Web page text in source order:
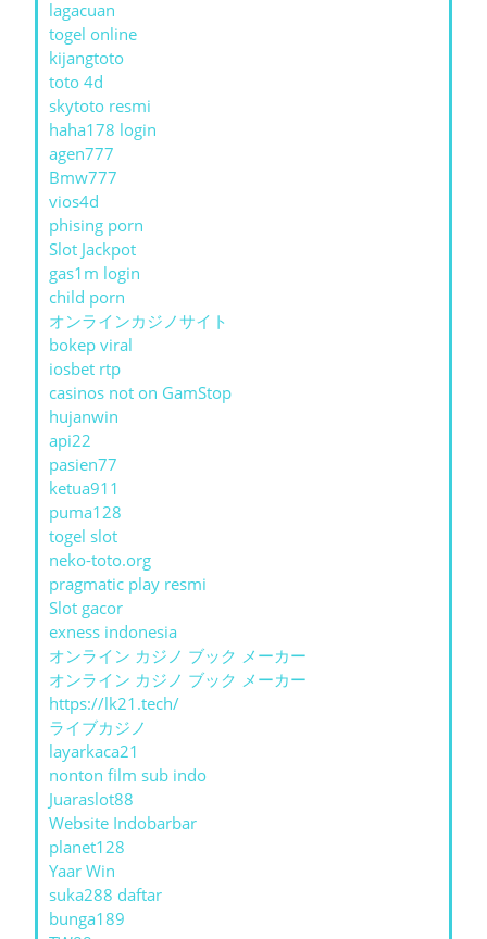
lagacuan
togel online
kijangtoto
toto 4d
skytoto resmi
haha178 login
agen777
Bmw777
vios4d
phising porn
Slot Jackpot
gas1m login
child porn
オンラインカジノサイト
bokep viral
iosbet rtp
casinos not on GamStop
hujanwin
api22
pasien77
ketua911
puma128
togel slot
neko-toto.org
pragmatic play resmi
Slot gacor
exness indonesia
オンライン カジノ ブック メーカー
オンライン カジノ ブック メーカー
https://lk21.tech/
ライブカジノ
layarkaca21
nonton film sub indo
Juaraslot88
Website Indobarbar
planet128
Yaar Win
suka288 daftar
bunga189